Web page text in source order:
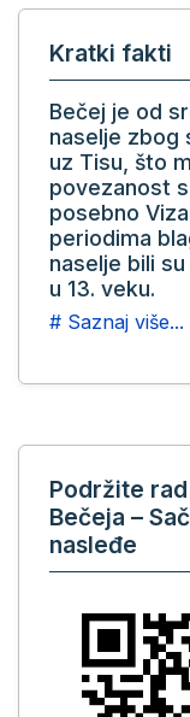
Kratki fakti
Bečej je od
naselje zbog
uz Tisu, što
povezanost
posebno
periodima
naselje bili
u 13. veku.
# Saznaj više...
Podržite
Bečeja –
nasleđe